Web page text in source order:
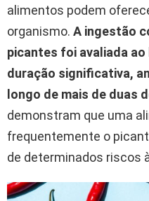
alimentos podem
organismo. A ingestão
picantes foi avaliada
duração significativa,
longo de mais de duas
demonstram que uma
frequentemente o
de determinados riscos